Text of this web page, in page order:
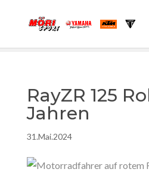
RayZR 125
Jahren
31.Mai.2024